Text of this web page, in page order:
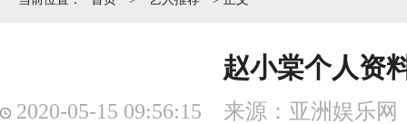
赵小棠个人资
2020-05-15 09:56:15 来源：亚洲娱乐网